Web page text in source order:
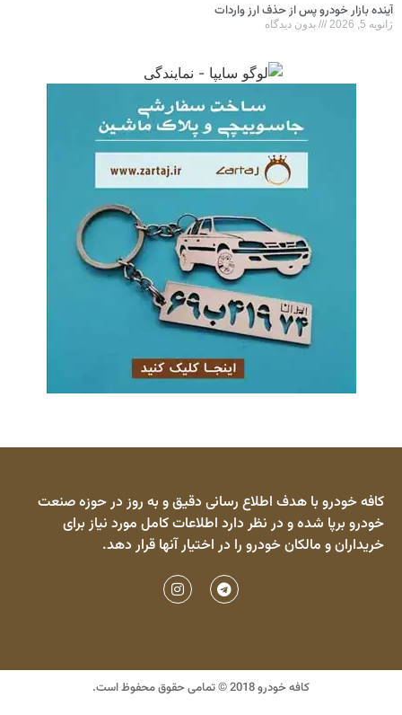
آینده بازار خودرو پس از حذف ارز واردات
ژانویه 5, 2026 بدون دیدگاه
کافه خودرو با هدف اطلاع رسانی دقیق و به روز در حوزه صنعت
خودرو برپا شده و در نظر دارد اطلاعات کامل مورد نیاز برای
خریداران و مالکان خودرو را در اختیار آنها قرار دهد.
کافه خودرو 2018 © تمامی حقوق محفوظ است.